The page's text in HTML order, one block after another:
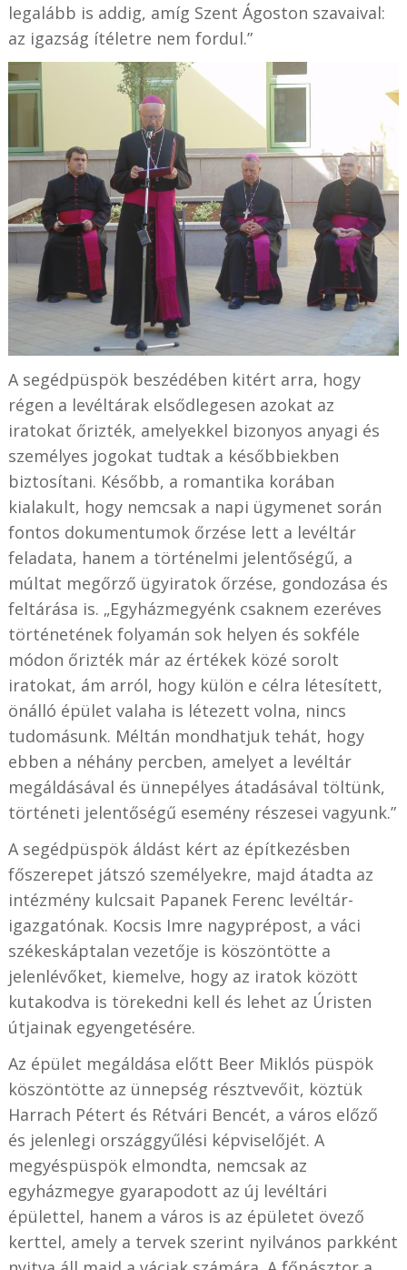
legalább is addig, amíg Szent Ágoston szavaival:
az igazság ítéletre nem fordul.”
A segédpüspök beszédében kitért arra, hogy
régen a levéltárak elsődlegesen azokat az
iratokat őrizték, amelyekkel bizonyos anyagi és
személyes jogokat tudtak a későbbiekben
biztosítani. Később, a romantika korában
kialakult, hogy nemcsak a napi ügymenet során
fontos dokumentumok őrzése lett a levéltár
feladata, hanem a történelmi jelentőségű, a
múltat megőrző ügyiratok őrzése, gondozása és
feltárása is. „Egyházmegyénk csaknem ezeréves
történetének folyamán sok helyen és sokféle
módon őrizték már az értékek közé sorolt
iratokat, ám arról, hogy külön e célra létesített,
önálló épület valaha is létezett volna, nincs
tudomásunk. Méltán mondhatjuk tehát, hogy
ebben a néhány percben, amelyet a levéltár
megáldásával és ünnepélyes átadásával töltünk,
történeti jelentőségű esemény részesei vagyunk.”
A segédpüspök áldást kért az építkezésben
főszerepet játszó személyekre, majd átadta az
intézmény kulcsait Papanek Ferenc levéltár-
igazgatónak. Kocsis Imre nagyprépost, a váci
székeskáptalan vezetője is köszöntötte a
jelenlévőket, kiemelve, hogy az iratok között
kutakodva is törekedni kell és lehet az Úristen
útjainak egyengetésére.
Az épület megáldása előtt Beer Miklós püspök
köszöntötte az ünnepség résztvevőit, köztük
Harrach Pétert és Rétvári Bencét, a város előző
és jelenlegi országgyűlési képviselőjét. A
megyéspüspök elmondta, nemcsak az
egyházmegye gyarapodott az új levéltári
épülettel, hanem a város is az épületet övező
kerttel, amely a tervek szerint nyilvános parkként